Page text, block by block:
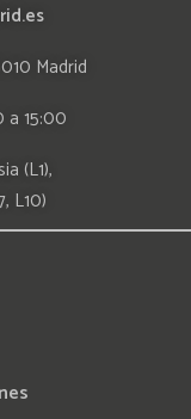
Madrid
a 15:00
(L1),
L10)